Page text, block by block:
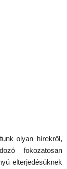
olyan hírekről,
fokozatosan
elterjedésüknek